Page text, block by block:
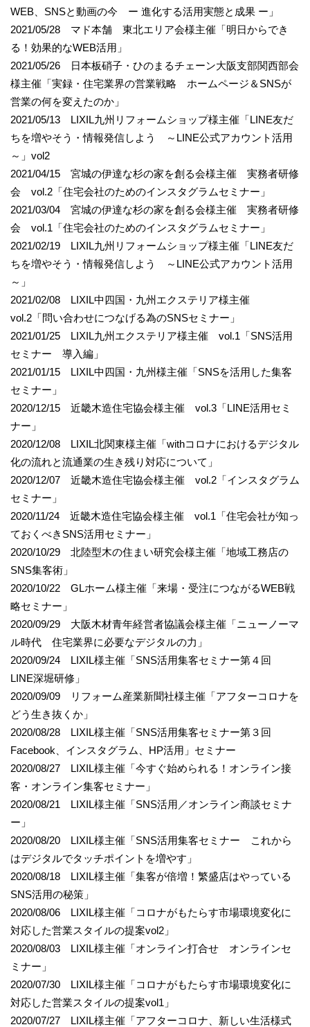
WEB、SNSと動画の今 ー 進化する活用実態と成果 ー」
2021/05/28 マド本舗 東北エリア会様主催「明日からでき
る！効果的なWEB活用」
2021/05/26 日本板硝子・ひのまるチェーン大阪支部関西部会
様主催「実録・住宅業界の営業戦略 ホームページ＆SNSが
営業の何を変えたのか」
2021/05/13 LIXIL九州リフォームショップ様主催「LINE友だ
ちを増やそう・情報発信しよう ～LINE公式アカウント活用
～」vol2
2021/04/15 宮城の伊達な杉の家を創る会様主催 実務者研修
会 vol.2「住宅会社のためのインスタグラムセミナー」
2021/03/04 宮城の伊達な杉の家を創る会様主催 実務者研修
会 vol.1「住宅会社のためのインスタグラムセミナー」
2021/02/19 LIXIL九州リフォームショップ様主催「LINE友だ
ちを増やそう・情報発信しよう ～LINE公式アカウント活用
～」
2021/02/08 LIXIL中四国・九州エクステリア様主催
vol.2「問い合わせにつなげる為のSNSセミナー」
2021/01/25 LIXIL九州エクステリア様主催 vol.1「SNS活用
セミナー 導入編」
2021/01/15 LIXIL中四国・九州様主催「SNSを活用した集客
セミナー」
2020/12/15 近畿木造住宅協会様主催 vol.3「LINE活用セミ
ナー」
2020/12/08 LIXIL北関東様主催「withコロナにおけるデジタル
化の流れと流通業の生き残り対応について」
2020/12/07 近畿木造住宅協会様主催 vol.2「インスタグラム
セミナー」
2020/11/24 近畿木造住宅協会様主催 vol.1「住宅会社が知っ
ておくべきSNS活用セミナー」
2020/10/29 北陸型木の住まい研究会様主催「地域工務店の
SNS集客術」
2020/10/22 GLホーム様主催「来場・受注につながるWEB戦
略セミナー」
2020/09/29 大阪木材青年経営者協議会様主催「ニューノーマ
ル時代 住宅業界に必要なデジタルの力」
2020/09/24 LIXIL様主催「SNS活用集客セミナー第４回
LINE深堀研修」
2020/09/09 リフォーム産業新聞社様主催「アフターコロナを
どう生き抜くか」
2020/08/28 LIXIL様主催「SNS活用集客セミナー第３回
Facebook、インスタグラム、HP活用」セミナー
2020/08/27 LIXIL様主催「今すぐ始められる！オンライン接
客・オンライン集客セミナー」
2020/08/21 LIXIL様主催「SNS活用／オンライン商談セミナ
ー」
2020/08/20 LIXIL様主催「SNS活用集客セミナー これから
はデジタルでタッチポイントを増やす」
2020/08/18 LIXIL様主催「集客が倍増！繁盛店はやっている
SNS活用の秘策」
2020/08/06 LIXIL様主催「コロナがもたらす市場環境変化に
対応した営業スタイルの提案vol2」
2020/08/03 LIXIL様主催「オンライン打合せ オンラインセ
ミナー」
2020/07/30 LIXIL様主催「コロナがもたらす市場環境変化に
対応した営業スタイルの提案vol1」
2020/07/27 LIXIL様主催「アフターコロナ、新しい生活様式